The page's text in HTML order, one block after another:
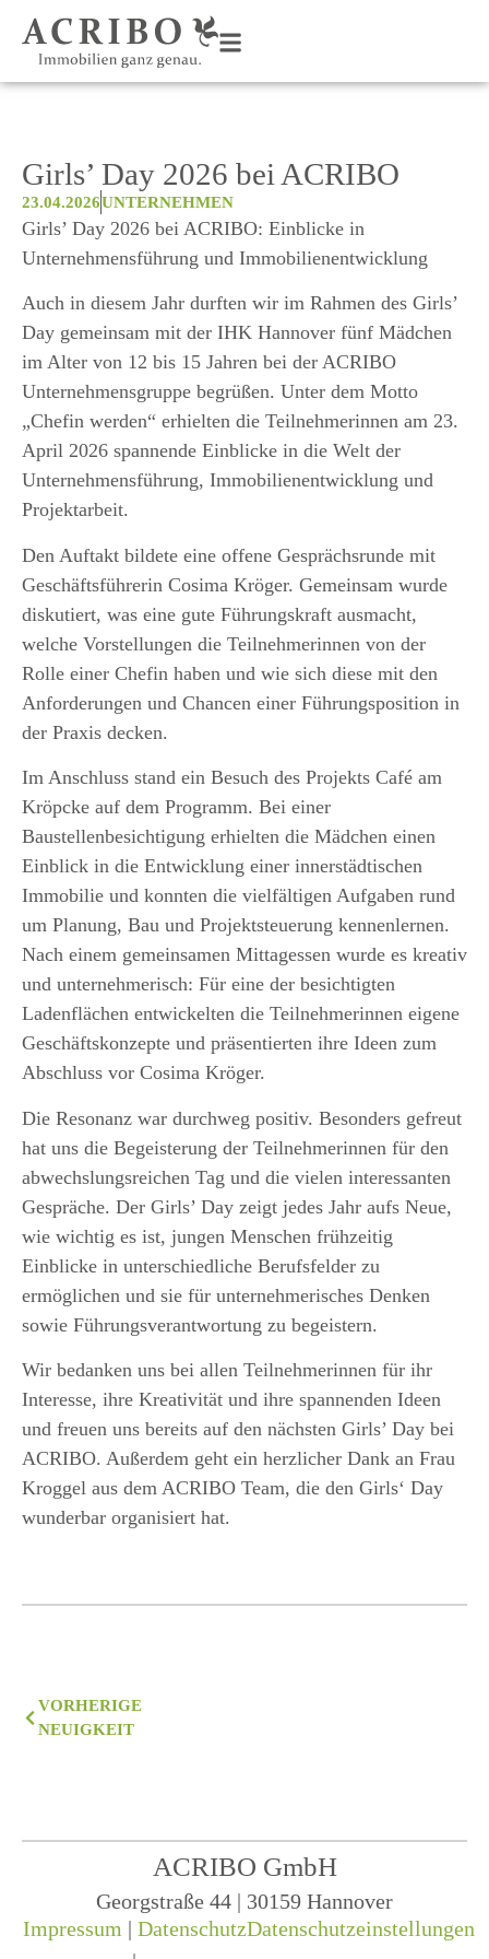
Girls’ Day 2026 bei ACRIBO
23.04.2026UNTERNEHMEN
Girls’ Day 2026 bei ACRIBO: Einblicke in
Unternehmensführung und Immobilienentwicklung
Auch in diesem Jahr durften wir im Rahmen des Girls’
Day gemeinsam mit der IHK Hannover fünf Mädchen
im Alter von 12 bis 15 Jahren bei der ACRIBO
Unternehmensgruppe begrüßen. Unter dem Motto
„Chefin werden“ erhielten die Teilnehmerinnen am 23.
April 2026 spannende Einblicke in die Welt der
Unternehmensführung, Immobilienentwicklung und
Projektarbeit.
Den Auftakt bildete eine offene Gesprächsrunde mit
Geschäftsführerin Cosima Kröger. Gemeinsam wurde
diskutiert, was eine gute Führungskraft ausmacht,
welche Vorstellungen die Teilnehmerinnen von der
Rolle einer Chefin haben und wie sich diese mit den
Anforderungen und Chancen einer Führungsposition in
der Praxis decken.
Im Anschluss stand ein Besuch des Projekts Café am
Kröpcke auf dem Programm. Bei einer
Baustellenbesichtigung erhielten die Mädchen einen
Einblick in die Entwicklung einer innerstädtischen
Immobilie und konnten die vielfältigen Aufgaben rund
um Planung, Bau und Projektsteuerung kennenlernen.
Nach einem gemeinsamen Mittagessen wurde es kreativ
und unternehmerisch: Für eine der besichtigten
Ladenflächen entwickelten die Teilnehmerinnen eigene
Geschäftskonzepte und präsentierten ihre Ideen zum
Abschluss vor Cosima Kröger.
Die Resonanz war durchweg positiv. Besonders gefreut
hat uns die Begeisterung der Teilnehmerinnen für den
abwechslungsreichen Tag und die vielen interessanten
Gespräche. Der Girls’ Day zeigt jedes Jahr aufs Neue,
wie wichtig es ist, jungen Menschen frühzeitig
Einblicke in unterschiedliche Berufsfelder zu
ermöglichen und sie für unternehmerisches Denken
sowie Führungsverantwortung zu begeistern.
Wir bedanken uns bei allen Teilnehmerinnen für ihr
Interesse, ihre Kreativität und ihre spannenden Ideen
und freuen uns bereits auf den nächsten Girls’ Day bei
ACRIBO. Außerdem geht ein herzlicher Dank an Frau
Kroggel aus dem ACRIBO Team, die den Girls‘ Day
wunderbar organisiert hat.
VORHERIGE
NEUIGKEIT
ACRIBO GmbH
Georgstraße 44 | 30159 Hannover
Impressum | DatenschutzDatenschutzeinstellungen